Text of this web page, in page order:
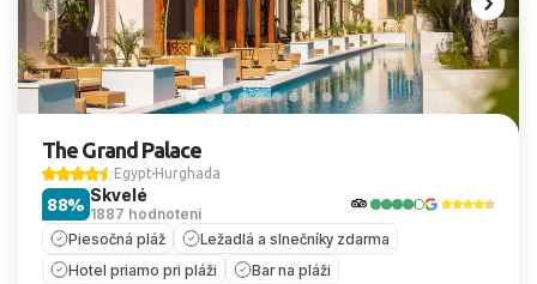
The Grand Palace
Egypt Hurghada
Skvelé
1887 hodnotení
88%
Piesočná pláž
Ležadlá a slnečníky zdarma
Hotel priamo pri pláži
Bar na pláži